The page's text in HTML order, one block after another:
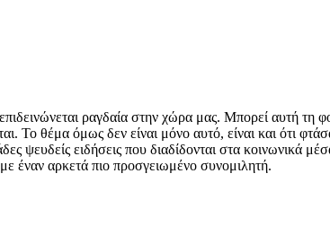
ραγδαία στην χώρα μας. Μπορεί αυτή τη
Το θέμα όμως δεν είναι μόνο αυτό, είναι και ότι
ψευδείς ειδήσεις που διαδίδονται στα
έναν αρκετά πιο προσγειωμένο συνομιλητή.